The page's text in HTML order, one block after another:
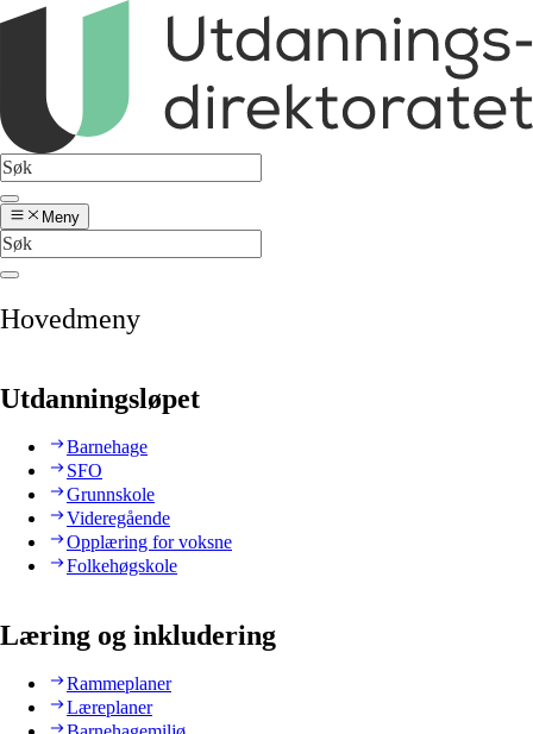
Meny
Hovedmeny
Utdanningsløpet
Barnehage
SFO
Grunnskole
Videregående
Opplæring for voksne
Folkehøgskole
Læring og inkludering
Rammeplaner
Læreplaner